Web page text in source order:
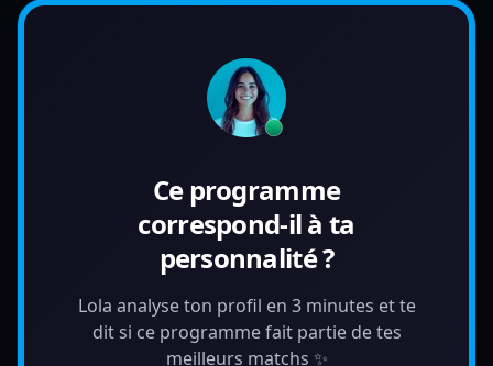
Ce programme
correspond-il à ta
personnalité ?
Lola analyse ton profil en 3 minutes et te
dit si ce programme fait partie de tes
meilleurs matchs ✨